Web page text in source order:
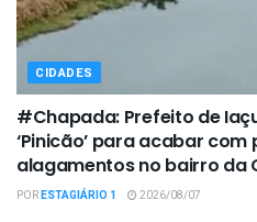
CIDADES
#Chapada: Prefeito de
‘Pinicão’ para acabar
alagamentos no bairro da
PORESTAGIÁRIO 1 2026/08/07